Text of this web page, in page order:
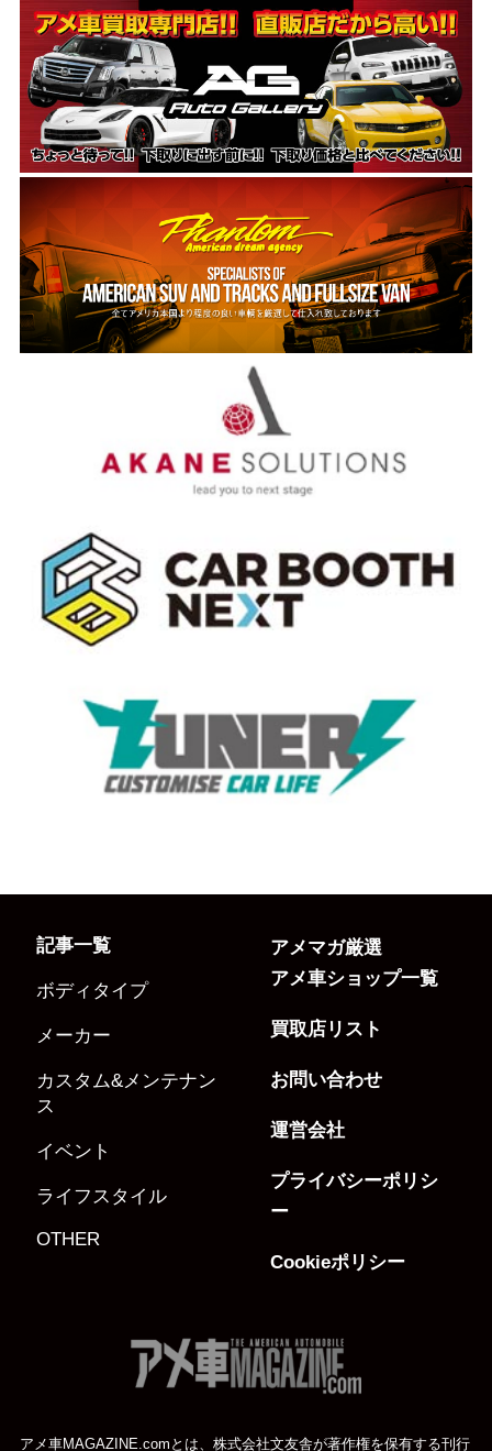
記事一覧
ボディタイプ
メーカー
カスタム&メンテナン
ス
イベント
ライフスタイル
OTHER
アメマガ厳選
アメ車ショップ一覧
買取店リスト
お問い合わせ
運営会社
プライバシーポリシ
ー
Cookieポリシー
アメ車MAGAZINE.comとは、株式会社文友舎が著作権を保有する刊行